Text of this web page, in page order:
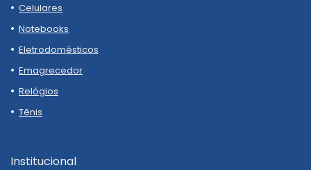
Celulares
Notebooks
Eletrodomésticos
Emagrecedor
Relógios
Tênis
Institucional